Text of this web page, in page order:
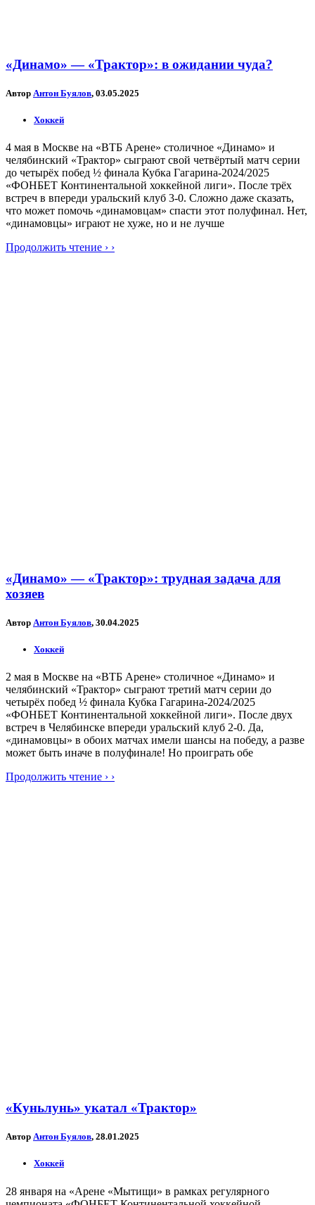
«Динамо» — «Трактор»: в ожидании чуда?
Автор Антон Буялов, 03.05.2025
Хоккей
4 мая в Москве на «ВТБ Арене» столичное «Динамо» и
челябинский «Трактор» сыграют свой четвёртый матч серии
до четырёх побед ½ финала Кубка Гагарина-2024/2025
«ФОНБЕТ Континентальной хоккейной лиги». После трёх
встреч в впереди уральский клуб 3-0. Сложно даже сказать,
что может помочь «динамовцам» спасти этот полуфинал. Нет,
«динамовцы» играют не хуже, но и не лучше
Продолжить чтение › ›
«Динамо» — «Трактор»: трудная задача для
хозяев
Автор Антон Буялов, 30.04.2025
Хоккей
2 мая в Москве на «ВТБ Арене» столичное «Динамо» и
челябинский «Трактор» сыграют третий матч серии до
четырёх побед ½ финала Кубка Гагарина-2024/2025
«ФОНБЕТ Континентальной хоккейной лиги». После двух
встреч в Челябинске впереди уральский клуб 2-0. Да,
«динамовцы» в обоих матчах имели шансы на победу, а разве
может быть иначе в полуфинале! Но проиграть обе
Продолжить чтение › ›
«Куньлунь» укатал «Трактор»
Автор Антон Буялов, 28.01.2025
Хоккей
28 января на «Арене «Мытищи» в рамках регулярного